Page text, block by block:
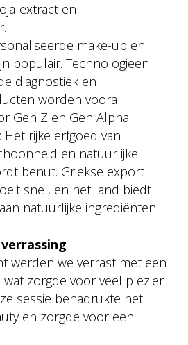
extract en
make-up en
populair. Technologieën
diagnostiek en
worden vooral
Gen Z en Gen Alpha.
: Het rijke erfgoed van
en natuurlijke
benut. Griekse export
snel, en het land biedt
natuurlijke ingrediënten.
werden we verrast met een
wat zorgde voor veel plezier
sessie benadrukte het
en zorgde voor een